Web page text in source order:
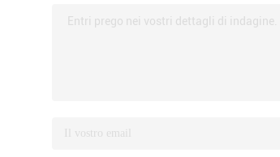
Entri prego nei vostri dettagli di indagine.